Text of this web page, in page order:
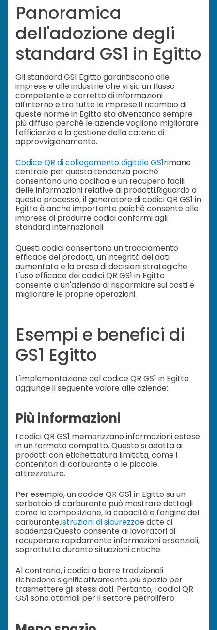
Panoramica
dell'adozione degli
standard GS1 in Egitto
Gli standard GS1 Egitto garantiscono alle
imprese e alle industrie che vi sia un flusso
competente e corretto di informazioni
all'interno e tra tutte le imprese.Il ricambio di
queste norme in Egitto sta diventando sempre
più diffuso perché le aziende vogliono migliorare
l'efficienza e la gestione della catena di
approvvigionamento.
Codice QR di collegamento digitale GS1rimane
centrale per questa tendenza poiché
consentono una codifica e un recupero facili
delle informazioni relative ai prodotti.Riguardo a
questo processo, il generatore di codici QR GS1 in
Egitto è anche importante poiché consente alle
imprese di produrre codici conformi agli
standard internazionali.
Questi codici consentono un tracciamento
efficace dei prodotti, un'integrità dei dati
aumentata e la presa di decisioni strategiche.
L'uso efficace dei codici QR GS1 in Egitto
consente a un'azienda di risparmiare sui costi e
migliorare le proprie operazioni.
Esempi e benefici di
GS1 Egitto
L'implementazione del codice QR GS1 in Egitto
aggiunge il seguente valore alle aziende:
Più informazioni
I codici QR GS1 memorizzano informazioni estese
in un formato compatto. Questo si adatta ai
prodotti con etichettatura limitata, come i
contenitori di carburante o le piccole
attrezzature.
Per esempio, un codice QR GS1 in Egitto su un
serbatoio di carburante può mostrare dettagli
come la composizione, la capacità e l'origine del
carburante.istruzioni di sicurezzae date di
scadenza.Questo consente ai lavoratori di
recuperare rapidamente informazioni essenziali,
soprattutto durante situazioni critiche.
Al contrario, i codici a barre tradizionali
richiedono significativamente più spazio per
trasmettere gli stessi dati. Pertanto, i codici QR
GS1 sono ottimali per il settore petrolifero.